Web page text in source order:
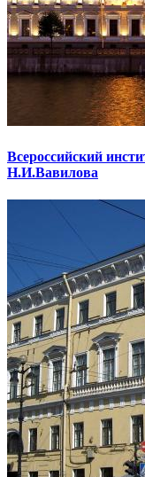
Всероссийский
Н.И.Вавилова